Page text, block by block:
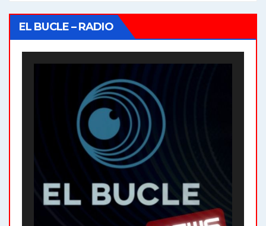
EL BUCLE – RADIO